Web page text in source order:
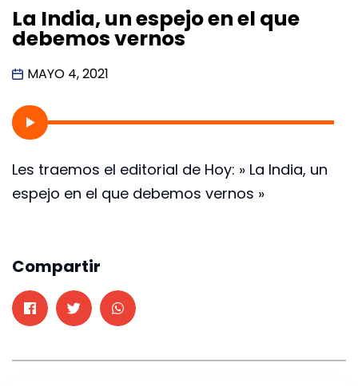
La India, un espejo en el que
debemos vernos
MAYO 4, 2021
Les traemos el editorial de Hoy: » La India, un
espejo en el que debemos vernos »
Compartir